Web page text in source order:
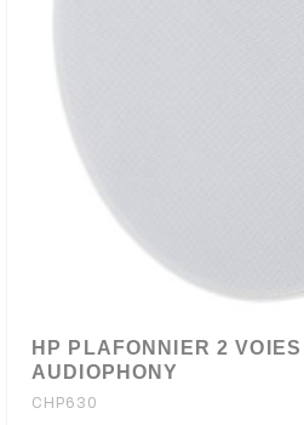
HP PLAFONNIER 2
AUDIOPHONY
CHP630